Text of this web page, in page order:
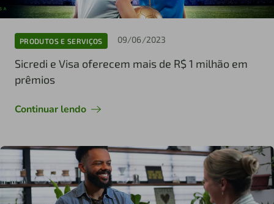
PRODUTOS E SERVIÇOS 09/06/2023
Sicredi e Visa oferecem mais de R$ 1 milhão em
prêmios
Continuar lendo